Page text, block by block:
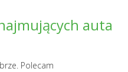
auta
Polecam